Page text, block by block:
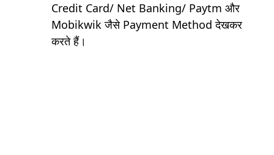
Credit Card/ Net Banking/ Paytm और
Mobikwik जैसे Payment Method देखकर
करते हैं।